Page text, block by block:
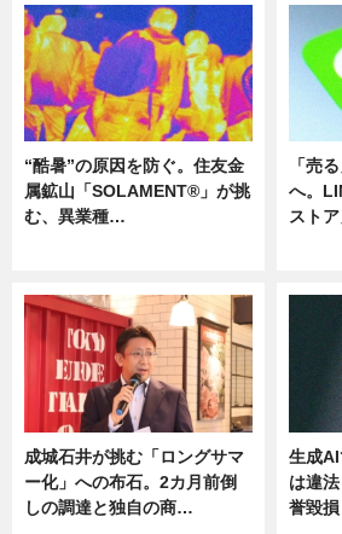
“酷暑”の原因を防ぐ。住友金
属鉱山「SOLAMENT®」が挑
む、異業種…
「売
へ。
スト
成城石井が挑む「ロングサマ
ー化」への布石。2カ月前倒
しの調達と独自の商…
生成
は違
誉毀